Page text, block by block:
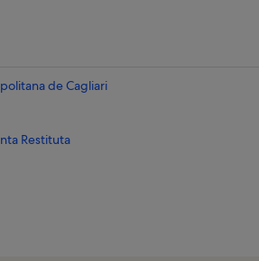
de Cagliari
Restituta